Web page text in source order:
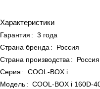
Характеристики
Гарантия : 3 года
Страна бренда :
Россия
Страна производства :
Россия
Серия : COOL-BOX i
Модель: COOL-BOX i 160D-